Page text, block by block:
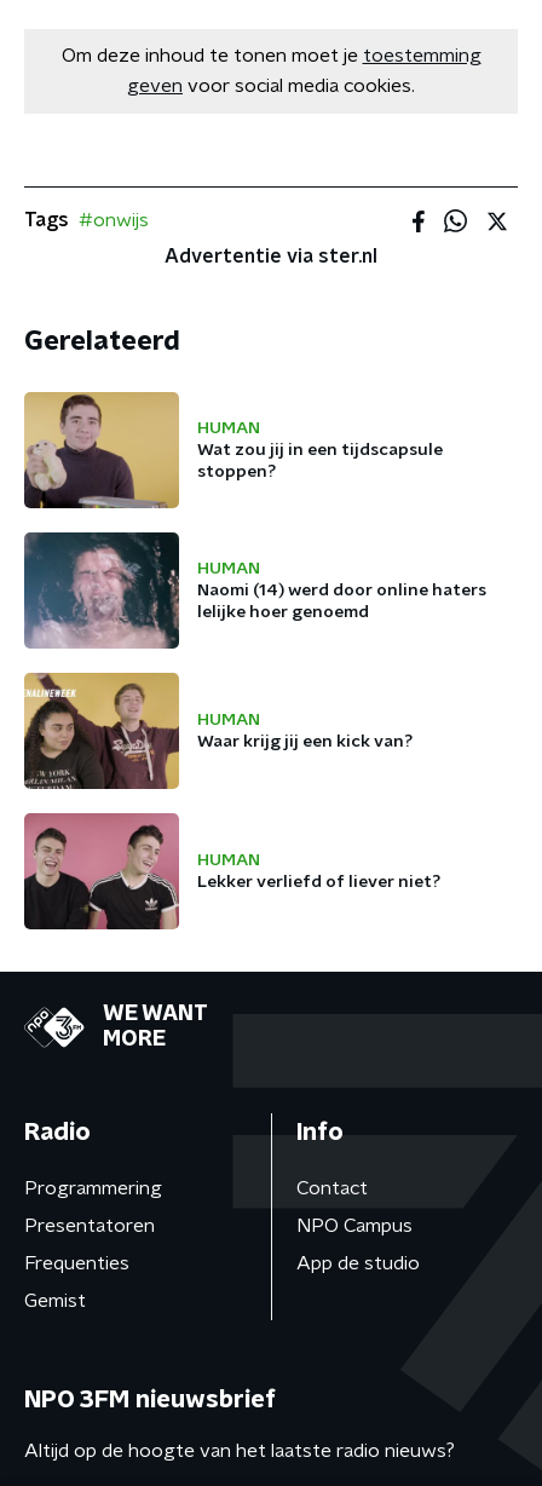
Om deze inhoud te tonen moet je toestemming
geven voor social media cookies.
Tags #onwijs
Advertentie via ster.nl
Gerelateerd
HUMAN
Wat zou jij in een tijdscapsule
stoppen?
HUMAN
Naomi (14) werd door online haters
lelijke hoer genoemd
HUMAN
Waar krijg jij een kick van?
HUMAN
Lekker verliefd of liever niet?
WE WANT
MORE
Radio
Programmering
Presentatoren
Frequenties
Gemist
Info
Contact
NPO Campus
App de studio
NPO 3FM nieuwsbrief
Altijd op de hoogte van het laatste radio nieuws?